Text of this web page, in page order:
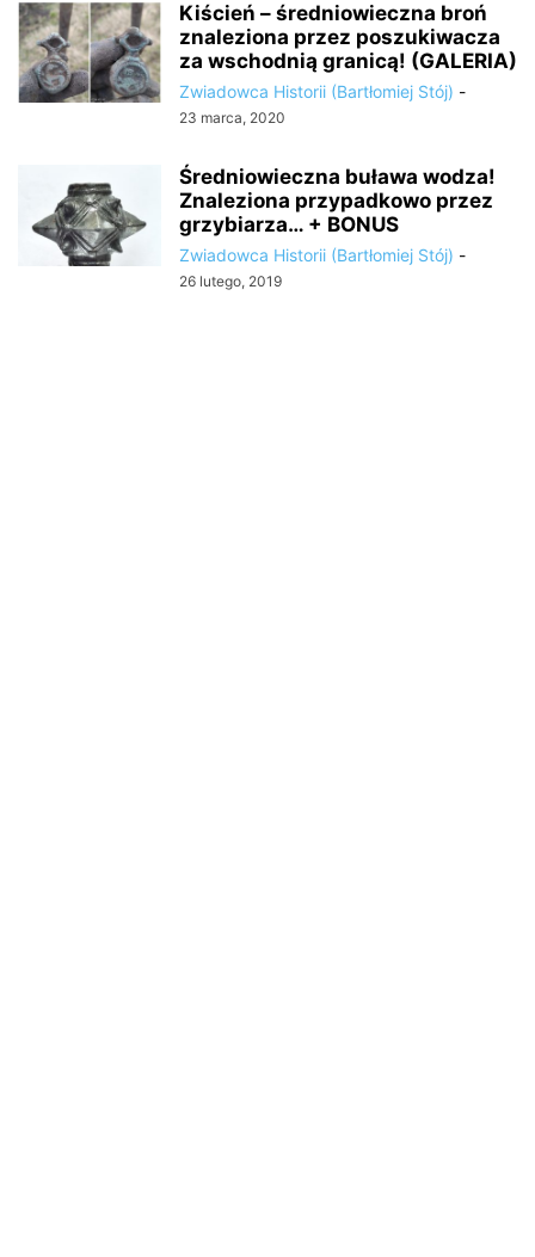
Kiścień – średniowieczna broń
znaleziona przez poszukiwacza
za wschodnią granicą! (GALERIA)
Zwiadowca Historii (Bartłomiej Stój) -
23 marca, 2020
Średniowieczna buława wodza!
Znaleziona przypadkowo przez
grzybiarza… + BONUS
Zwiadowca Historii (Bartłomiej Stój) -
26 lutego, 2019